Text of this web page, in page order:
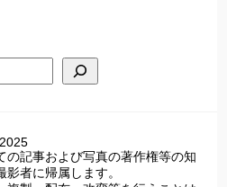
の記事および写真の著作権等の知
者に帰属します。